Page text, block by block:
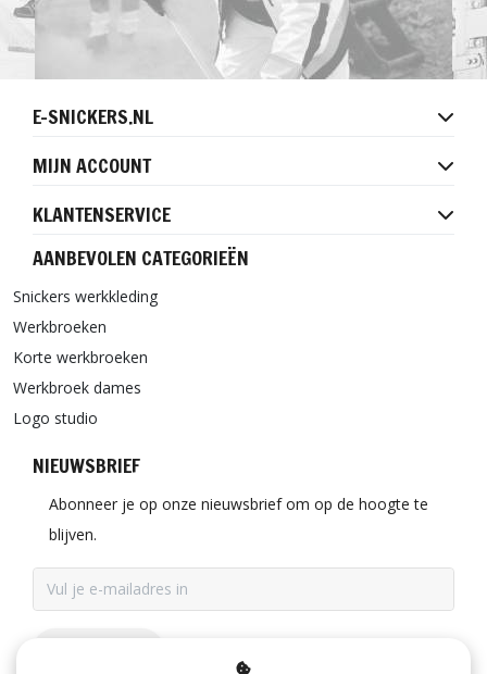
E-SNICKERS.NL
MIJN ACCOUNT
KLANTENSERVICE
AANBEVOLEN CATEGORIEËN
Snickers werkkleding
Werkbroeken
Korte werkbroeken
Werkbroek dames
Logo studio
NIEUWSBRIEF
Abonneer je op onze nieuwsbrief om op de hoogte te
blijven.